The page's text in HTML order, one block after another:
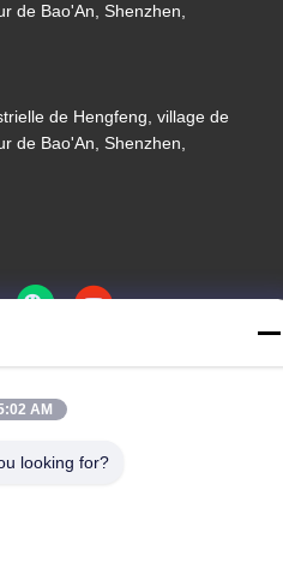
de Bao'An, Shenzhen,
de Hengfeng, village de
de Bao'An, Shenzhen,
|
Technology Co., Ltd Tous
AM
looking for?